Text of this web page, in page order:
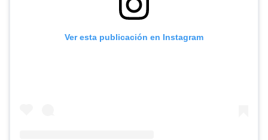
Ver esta publicación en Instagram